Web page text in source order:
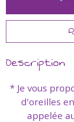
Description
* Je vous
d'oreilles
appelée